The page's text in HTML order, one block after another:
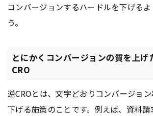
コンバージョンするハードルを下げる
う。
とにかくコンバージョンの質を上げ
CRO
逆CROとは、文字どおりコンバージョ
下げる施策のことです。例えば、資料